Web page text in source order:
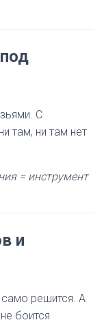
С
там, ни там нет
= инструмент
и
решится. А
боится